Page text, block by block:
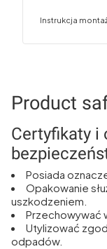
Instrukcja
Product
Certyfikaty i
Posiada
Opakowanie
uszkodzeniem.
Przechowywać
Utylizować
odpadów.